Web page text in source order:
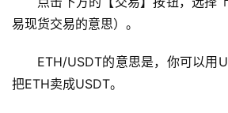
分
析
币
易现货交易的意思）。
ETH/USDT的意思是，你可以用
把ETH卖成USDT。